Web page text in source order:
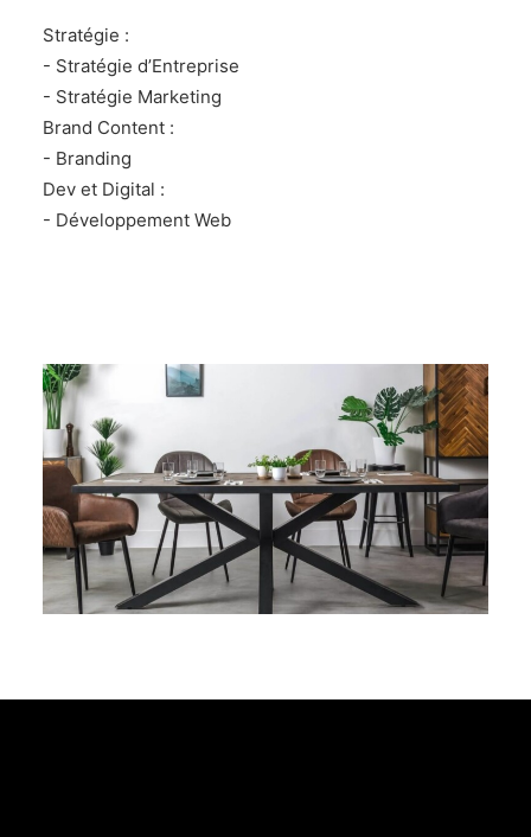
Stratégie :
- Stratégie d’Entreprise
- Stratégie Marketing
Brand Content :
- Branding
Dev et Digital :
- Développement Web